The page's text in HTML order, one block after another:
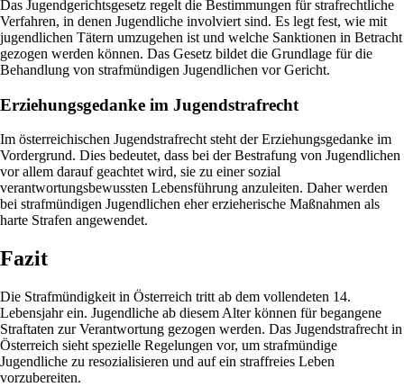
Das Jugendgerichtsgesetz regelt die Bestimmungen für strafrechtliche
Verfahren, in denen Jugendliche involviert sind. Es legt fest, wie mit
jugendlichen Tätern umzugehen ist und welche Sanktionen in Betracht
gezogen werden können. Das Gesetz bildet die Grundlage für die
Behandlung von strafmündigen Jugendlichen vor Gericht.
Erziehungsgedanke im Jugendstrafrecht
Im österreichischen Jugendstrafrecht steht der Erziehungsgedanke im
Vordergrund. Dies bedeutet, dass bei der Bestrafung von Jugendlichen
vor allem darauf geachtet wird, sie zu einer sozial
verantwortungsbewussten Lebensführung anzuleiten. Daher werden
bei strafmündigen Jugendlichen eher erzieherische Maßnahmen als
harte Strafen angewendet.
Fazit
Die Strafmündigkeit in Österreich tritt ab dem vollendeten 14.
Lebensjahr ein. Jugendliche ab diesem Alter können für begangene
Straftaten zur Verantwortung gezogen werden. Das Jugendstrafrecht in
Österreich sieht spezielle Regelungen vor, um strafmündige
Jugendliche zu resozialisieren und auf ein straffreies Leben
vorzubereiten.